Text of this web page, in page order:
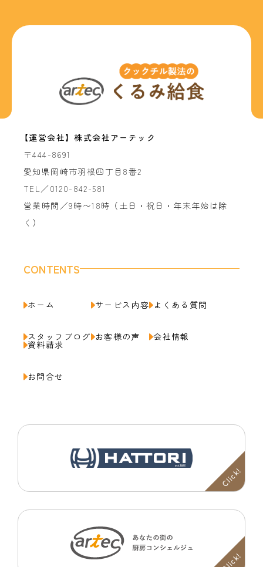
【運営会社】株式会社アーテック
〒444-8691
愛知県岡崎市羽根四丁目8番2
TEL／0120-842-581
営業時間／9時〜18時（土日・祝日・年末年始は除
く）
CONTENTS
ホーム
スタッフブログ
サービス内容
お客様の声
よくある質問
会社情報
資料請求
お問合せ
Click!
Click!